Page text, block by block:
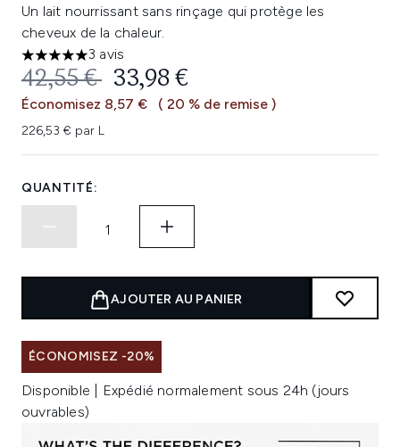
Un lait nourrissant sans rinçage qui protège les
cheveux de la chaleur.
5 étoiles sur un maximum de 5
3 avis
PRIX DE VENTE :
42,55 € PRIX ​​ACTUEL :
33,98 €
Économisez 8,57 € ( 20 % de remise )
226,53 € par L
QUANTITÉ:
AJOUTER AU PANIER
ÉCONOMISEZ -20%
Disponible | Expédié normalement sous 24h (jours
ouvrables)